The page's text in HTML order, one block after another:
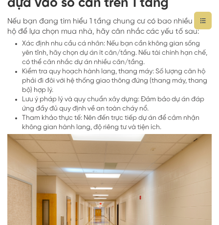
dựa vào số căn trên 1 tầng
Nếu bạn đang tìm hiểu 1 tầng chung cư có bao nhiều căn
hộ để lựa chọn mua nhà, hãy cân nhắc các yếu tố sau:
Xác định nhu cầu cá nhân: Nếu bạn cần không gian sống
yên tĩnh, hãy chọn dự án ít căn/tầng. Nếu tài chính hạn chế,
có thể cân nhắc dự án nhiều căn/tầng.
Kiểm tra quy hoạch hành lang, thang máy: Số lượng căn hộ
phải đi đôi với hệ thống giao thông đứng (thang máy, thang
bộ) hợp lý.
Lưu ý pháp lý và quy chuẩn xây dựng: Đảm bảo dự án đáp
ứng đầy đủ quy định về an toàn cháy nổ.
Tham khảo thực tế: Nên đến trực tiếp dự án để cảm nhận
không gian hành lang, độ riêng tư và tiện ích.